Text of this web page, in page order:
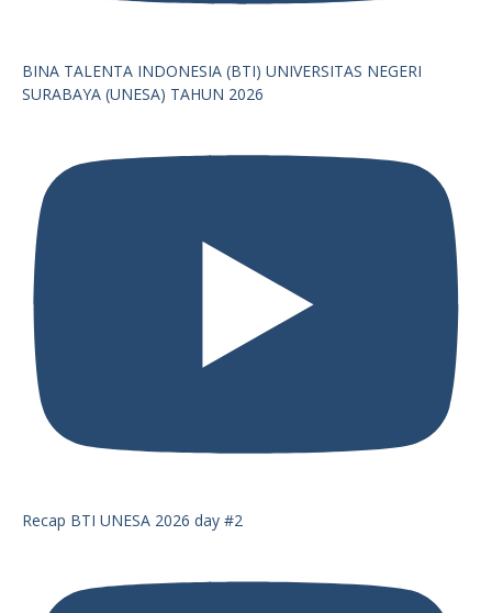
BINA TALENTA INDONESIA (BTI) UNIVERSITAS NEGERI
SURABAYA (UNESA) TAHUN 2026
Recap BTI UNESA 2026 day #2